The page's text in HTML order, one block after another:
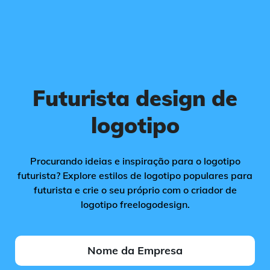
Futurista design de
logotipo
Procurando ideias e inspiração para o logotipo
futurista? Explore estilos de logotipo populares para
futurista e crie o seu próprio com o criador de
logotipo freelogodesign.